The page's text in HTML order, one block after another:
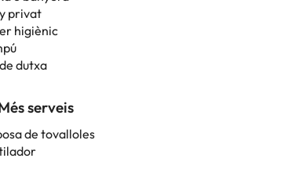
privat
higiènic
dutxa
serveis
de tovalloles